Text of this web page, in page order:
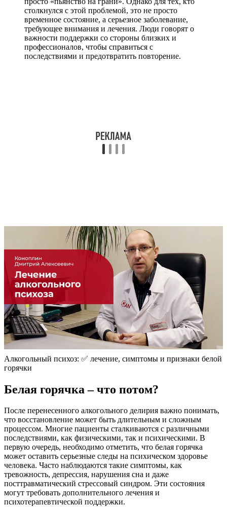
столкнулся с этой проблемой, это не просто
временное состояние, а серьезное заболевание,
требующее внимания и лечения. Люди говорят о
важности поддержки со стороны близких и
профессионалов, чтобы справиться с
последствиями и предотвратить повторение.
Алкогольный психоз: ✅ лечение, симптомы и признаки белой
горячки
Белая горячка – что потом?
После перенесенного алкогольного делирия важно понимать,
что восстановление может быть длительным и сложным
процессом. Многие пациенты сталкиваются с различными
последствиями, как физическими, так и психическими. В
первую очередь, необходимо отметить, что белая горячка
может оставить серьезные следы на психическом здоровье
человека. Часто наблюдаются такие симптомы, как
тревожность, депрессия, нарушения сна и даже
посттравматический стрессовый синдром. Эти состояния
могут требовать дополнительного лечения и
психотерапевтической поддержки.